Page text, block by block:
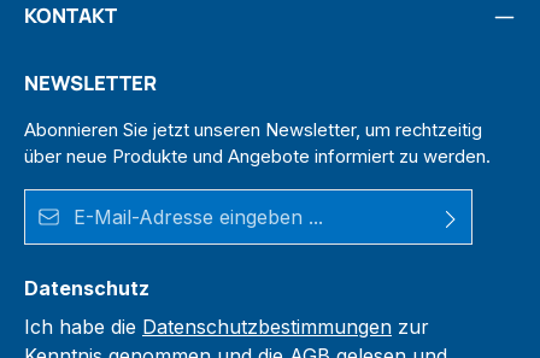
KONTAKT
NEWSLETTER
Abonnieren Sie jetzt unseren Newsletter, um rechtzeitig
über neue Produkte und Angebote informiert zu werden.
Datenschutz
Ich habe die Datenschutzbestimmungen zur